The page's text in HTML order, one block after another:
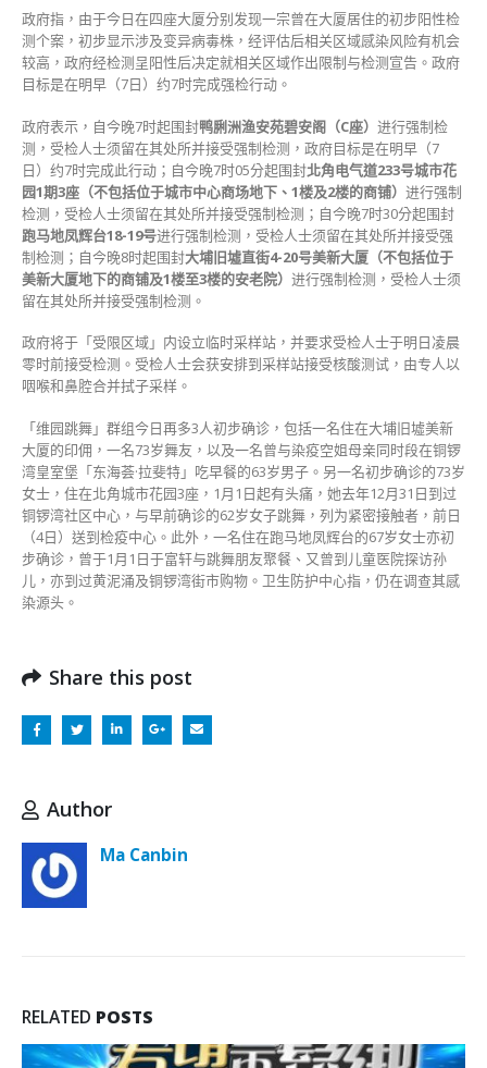
封
四
区〉
中
政府指，由于今日在四座大厦分别发现一宗曾在大厦居住的初步阳性检
测个案，初步显示涉及变异病毒株，经评估后相关区域感染风险有机会
较高，政府经检测呈阳性后决定就相关区域作出限制与检测宣告。政府
目标是在明早（7日）约7时完成强检行动。
政府表示，自今晚7时起围封鸭脷洲渔安苑碧安阁（C座） 进行强制检
测，受检人士须留在其处所并接受强制检测，政府目标是在明早（7
日）约7时完成此行动；自今晚7时05分起围封北角电气道233号城市花
园1期3座（不包括位于城市中心商场地下、1楼及2楼的商铺） 进行强制
检测，受检人士须留在其处所并接受强制检测；自今晚7时30分起围封
跑马地凤辉台18-19号进行强制检测，受检人士须留在其处所并接受强
制检测；自今晚8时起围封大埔旧墟直街4-20号美新大厦（不包括位于
美新大厦地下的商铺及1楼至3楼的安老院） 进行强制检测，受检人士须
留在其处所并接受强制检测。
政府将于「受限区域」内设立临时采样站，并要求受检人士于明日凌晨
零时前接受检测。受检人士会获安排到采样站接受核酸测试，由专人以
咽喉和鼻腔合并拭子采样。
「维园跳舞」群组今日再多3人初步确诊，包括一名住在大埔旧墟美新
大厦的印佣，一名73岁舞友，以及一名曾与染疫空姐母亲同时段在铜锣
湾皇室堡「东海荟·拉斐特」吃早餐的63岁男子。另一名初步确诊的73岁
女士，住在北角城市花园3座，1月1日起有头痛，她去年12月31日到过
铜锣湾社区中心，与早前确诊的62岁女子跳舞，列为紧密接触者，前日
（4日）送到检疫中心。此外，一名住在跑马地凤辉台的67岁女士亦初
步确诊，曾于1月1日于富轩与跳舞朋友聚餐、又曾到儿童医院探访孙
儿，亦到过黄泥涌及铜锣湾街市购物。卫生防护中心指，仍在调查其感
染源头。
Share this post
Author
Ma Canbin
RELATED POSTS